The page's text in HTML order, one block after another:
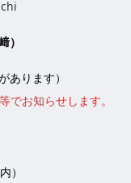
）
ります）
でお知らせします。
）